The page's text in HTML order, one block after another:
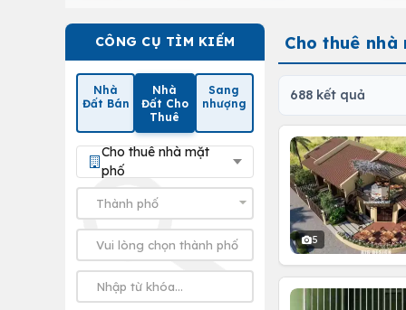
CÔNG CỤ TÌM KIẾM
Nhà
Đất Bán
Nhà
Đất Cho
Thuê
Sang
nhượng
Cho thuê nhà mặt
phố
Cho thuê nhà
688 kết quả
5